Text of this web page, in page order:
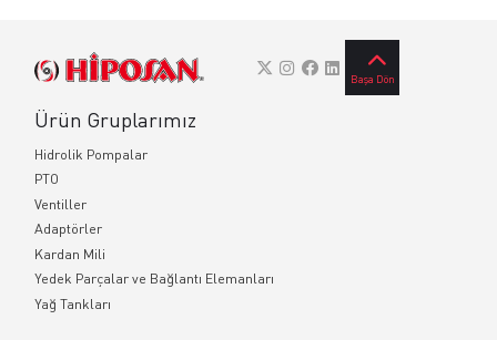
Başa Dön
Ürün Gruplarımız
Hidrolik Pompalar
PTO
Ventiller
Adaptörler
Kardan Mili
Yedek Parçalar ve Bağlantı Elemanları
Yağ Tankları